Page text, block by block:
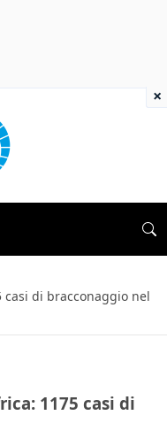
casi di bracconaggio nel
1175 casi di
×